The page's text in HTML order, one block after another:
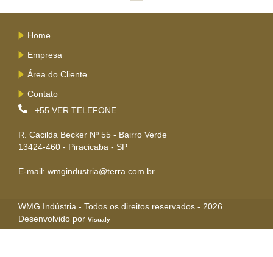
Home
Empresa
Área do Cliente
Contato
+55 VER TELEFONE
R. Cacilda Becker Nº 55 - Bairro Verde
13424-460 - Piracicaba - SP
E-mail: wmgindustria@terra.com.br
WMG Indústria - Todos os direitos reservados - 2026
Desenvolvido por Visualy